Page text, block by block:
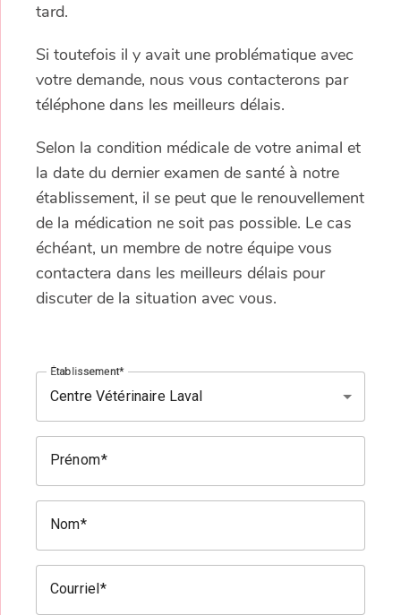
tard.
Si toutefois il y avait une problématique avec
votre demande, nous vous contacterons par
téléphone dans les meilleurs délais.
Selon la condition médicale de votre animal et
la date du dernier examen de santé à notre
établissement, il se peut que le renouvellement
de la médication ne soit pas possible. Le cas
échéant, un membre de notre équipe vous
contactera dans les meilleurs délais pour
discuter de la situation avec vous.
Établissement
Prénom
Nom
Courriel